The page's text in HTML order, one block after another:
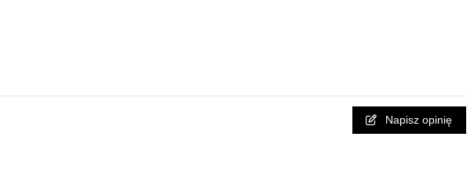
Napisz opinię